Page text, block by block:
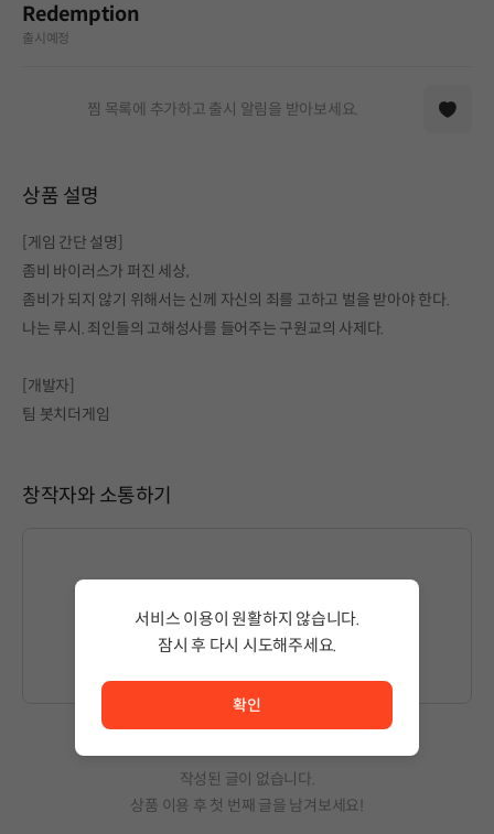
Redemption
출시예정
찜 목록에 추가하고 출시 알림을 받아보세요.
상품 설명
[게임 간단 설명]
좀비 바이러스가 퍼진 세상,
좀비가 되지 않기 위해서는 신께 자신의 죄를 고하고 벌을 받아야 한다.
나는 루시. 죄인들의 고해성사를 들어주는 구원교의 사제다.
[개발자]
팀 봇치더게임
창작자와 소통하기
글을 작성하시려면로그인 해주세요.
작성된 글이 없습니다.
상품 이용 후 첫 번째 글을 남겨보세요!
서비스 이용이 원활하지 않습니다.
잠시 후 다시 시도해주세요.
확인